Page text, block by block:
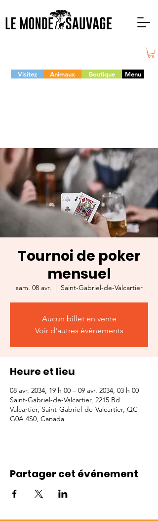
Visitez Animaux Boutique Menu
Tournoi de poker
mensuel
sam. 08 avr.
  |
Saint-Gabriel-de-Valcartier
Aucun billet en vente
Voir d'autres événements
Heure et lieu
08 avr. 2034, 19 h 00 – 09 avr. 2034, 03 h 00
Saint-Gabriel-de-Valcartier, 2215 Bd
Valcartier, Saint-Gabriel-de-Valcartier, QC
G0A 4S0, Canada
Partager cet événement